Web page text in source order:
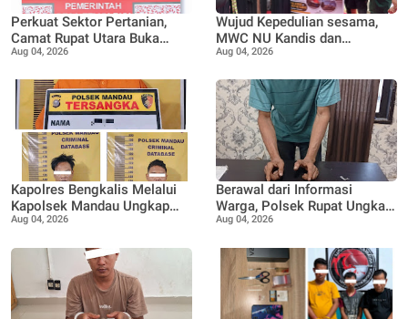
Perkuat Sektor Pertanian,
Camat Rupat Utara Buka
Pelatihan Budidaya dan
Pertanian di Desa Teluk Rhu
Aug 04, 2026
Wujud Kepedulian sesama,
MWC NU Kandis dan
Muslimat NU Kandis
musibah kebakaran
Aug 04, 2026
Kapolres Bengkalis Melalui
Kapolsek Mandau Ungkap
Kasus Penyalahgunaan
Orang Diamankan
Aug 04, 2026
Berawal dari Informasi
Warga, Polsek Rupat Ungkap
Kasus Sabu dan Amankan
Aug 04, 2026